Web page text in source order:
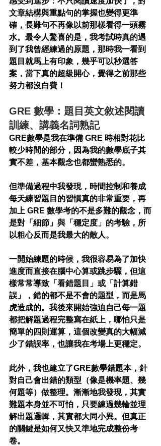
文章結構與重點句的掌握也變得更準
確，長難句不再像以前那樣看得一頭霧
水。最令人驚喜的是，我考試時真的遇
到了我曾經練過的原題，那時我一看到
題目就馬上有印象，幾乎可以秒選答
案，當下真的超級開心，覺得之前那些
努力都沒白費！
GRE 數學：題目英文敘述閱讀
訓練、講義名詞熟記
GRE數學是我在準備 GRE 時相對花比
較少時間的部分，因為我的數學底子其
實不差，基本觀念也都蠻熟悉的。
但準備過程中我發現，時間控制和養成
每天練習題目的習慣真的非常重要，再
加上 GRE 數學考的不是多難的觀念，而
是對「細節」與「穩定度」的考驗，所
以粗心反而是我最大的敵人。
一開始練題的時候，我很容易為了加快
進度而直接在腦中心算或跳步驟，但這
樣常常導致「看錯題目」或「計算錯
誤」，錯的都不是不會的題型，而是馬
虎造成的。我後來開始強迫自己每一題
都把解題過程完整寫在紙上，哪怕只是
簡單的四則運算，這個改變真的大幅減
少了錯誤率，也讓我在考場上更穩定。
此外，我也建立了GRE數學錯題本，針
對自己會出錯的類型（像是機率題、幾
何題等）做整理。漸漸地我發現，其實
難題本身並不可怕，只要練過幾輪並理
解出題邏輯，其實都大同小異。但真正
的關鍵是如何又快又準地完成整份考
卷。